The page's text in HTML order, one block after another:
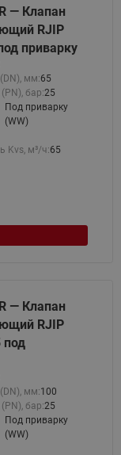
— Клапан
RJIP
приварку
мм:65
бар:25
Под приварку
(WW)
Kvs, м³/ч:65
— Клапан
RJIP
под
мм:100
бар:25
Под приварку
(WW)